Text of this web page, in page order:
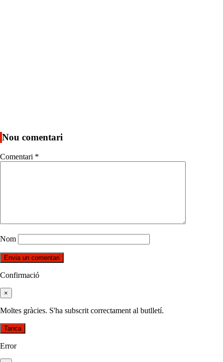
Nou comentari
Comentari *
Nom
Confirmació
×
Moltes gràcies. S'ha subscrit correctament al butlletí.
Tanca
Error